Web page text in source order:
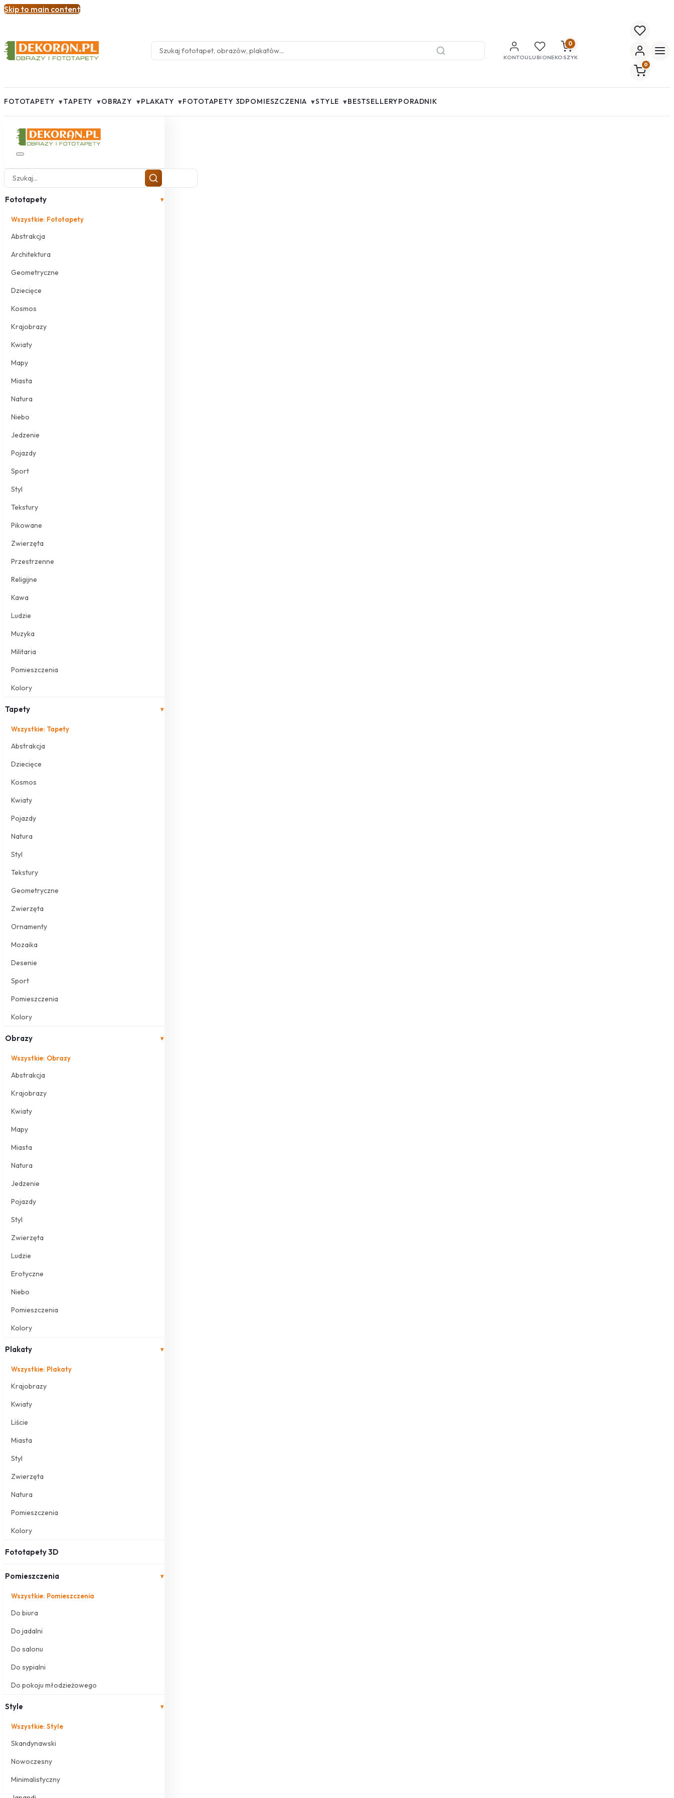
Skip to main content
KONTOULUBIONE
0
KOSZYK
0
FOTOTAPETY ▾TAPETY ▾OBRAZY ▾PLAKATY ▾FOTOTAPETY 3DPOMIESZCZENIA ▾STYLE ▾BESTSELLERYPORADNIK
Fototapety ▾
Wszystkie: Fototapety
Abstrakcja
Architektura
Geometryczne
Dziecięce
Kosmos
Krajobrazy
Kwiaty
Mapy
Miasta
Natura
Niebo
Jedzenie
Pojazdy
Sport
Styl
Tekstury
Pikowane
Zwierzęta
Przestrzenne
Religijne
Kawa
Ludzie
Muzyka
Militaria
Pomieszczenia
Kolory
Tapety ▾
Wszystkie: Tapety
Abstrakcja
Dziecięce
Kosmos
Kwiaty
Pojazdy
Natura
Styl
Tekstury
Geometryczne
Zwierzęta
Ornamenty
Mozaika
Desenie
Sport
Pomieszczenia
Kolory
Obrazy ▾
Wszystkie: Obrazy
Abstrakcja
Krajobrazy
Kwiaty
Mapy
Miasta
Natura
Jedzenie
Pojazdy
Styl
Zwierzęta
Ludzie
Erotyczne
Niebo
Pomieszczenia
Kolory
Plakaty ▾
Wszystkie: Plakaty
Krajobrazy
Kwiaty
Liście
Miasta
Styl
Zwierzęta
Natura
Pomieszczenia
Kolory
Fototapety 3D
Pomieszczenia ▾
Wszystkie: Pomieszczenia
Do biura
Do jadalni
Do salonu
Do sypialni
Do pokoju młodzieżowego
Style ▾
Wszystkie: Style
Skandynawski
Nowoczesny
Minimalistyczny